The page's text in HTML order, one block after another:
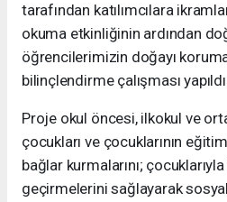
tarafından katılımcılara
okuma etkinliğinin ardından
öğrencilerimizin doğayı
bilinçlendirme çalışması
Proje okul öncesi, ilkokul ve
çocukları ve çocuklarının
bağlar kurmalarını;
geçirmelerini sağlayarak